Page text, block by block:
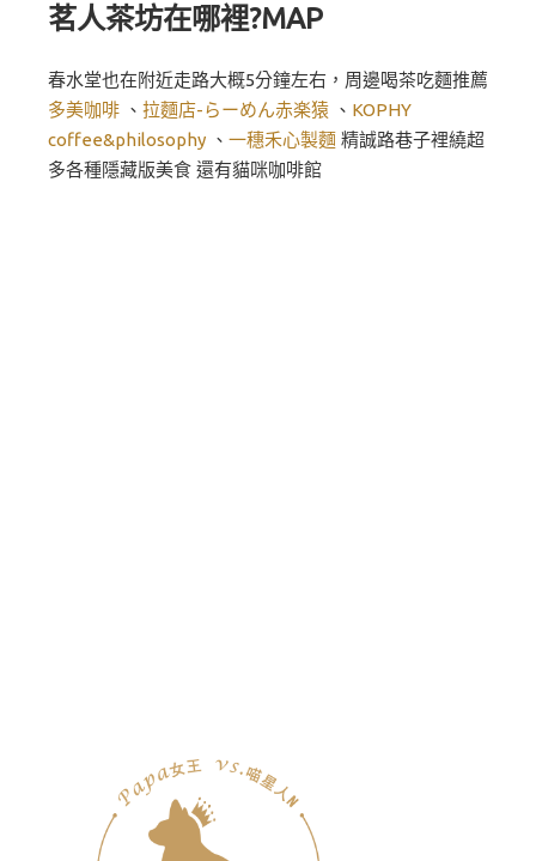
茗人茶坊在哪裡?MAP
春水堂也在附近走路大概5分鐘左右，周邊喝茶吃麵推薦
多美咖啡 、 拉麵店-らーめん赤楽猿 、 KOPHY
coffee&philosophy 、 一穗禾心製麵 精誠路巷子裡繞超
多各種隱藏版美食 還有貓咪咖啡館